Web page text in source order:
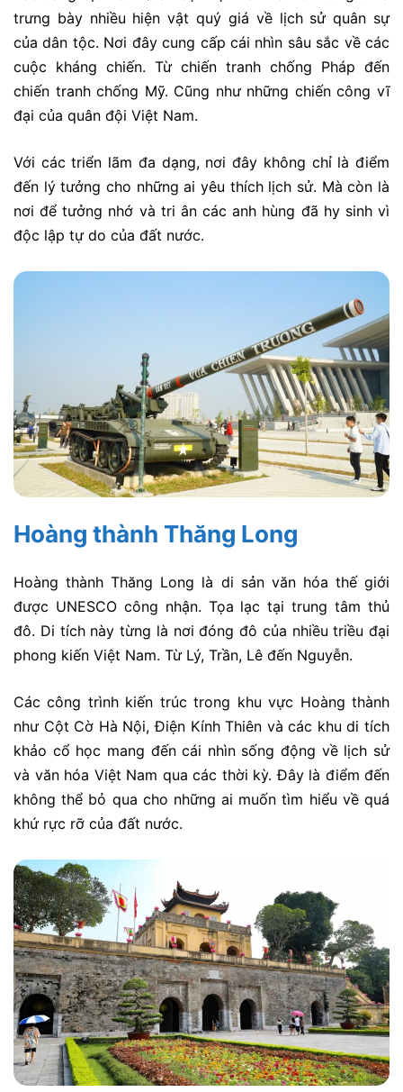
trưng bày nhiều hiện vật quý giá về lịch sử quân sự
của dân tộc. Nơi đây cung cấp cái nhìn sâu sắc về các
cuộc kháng chiến. Từ chiến tranh chống Pháp đến
chiến tranh chống Mỹ. Cũng như những chiến công vĩ
đại của quân đội Việt Nam.
Với các triển lãm đa dạng, nơi đây không chỉ là điểm
đến lý tưởng cho những ai yêu thích lịch sử. Mà còn là
nơi để tưởng nhớ và tri ân các anh hùng đã hy sinh vì
độc lập tự do của đất nước.
Hoàng thành Thăng Long
Hoàng thành Thăng Long là di sản văn hóa thế giới
được UNESCO công nhận. Tọa lạc tại trung tâm thủ
đô. Di tích này từng là nơi đóng đô của nhiều triều đại
phong kiến Việt Nam. Từ Lý, Trần, Lê đến Nguyễn.
Các công trình kiến trúc trong khu vực Hoàng thành
như Cột Cờ Hà Nội, Điện Kính Thiên và các khu di tích
khảo cổ học mang đến cái nhìn sống động về lịch sử
và văn hóa Việt Nam qua các thời kỳ. Đây là điểm đến
không thể bỏ qua cho những ai muốn tìm hiểu về quá
khứ rực rỡ của đất nước.